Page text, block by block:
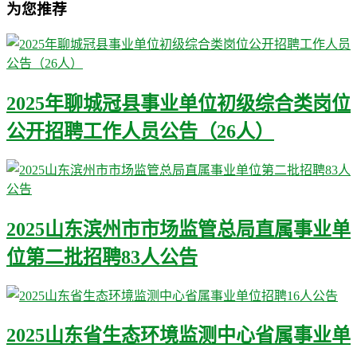
为您推荐
2025年聊城冠县事业单位初级综合类岗位
公开招聘工作人员公告（26人）
2025山东滨州市市场监管总局直属事业单
位第二批招聘83人公告
2025山东省生态环境监测中心省属事业单